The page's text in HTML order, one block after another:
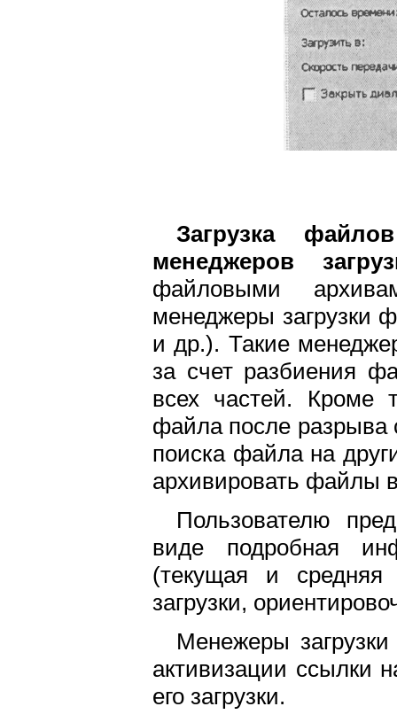
Загрузка
менеджеров
файловыми
менеджеры загрузки
и др.). Такие
за счет разбиения
всех частей. Кроме
файла после разрыва
поиска файла на
архивировать файлы
Пользователю
виде подробная
(текущая и средняя
загрузки,
Менежеры
активизации ссылки
его загрузки.